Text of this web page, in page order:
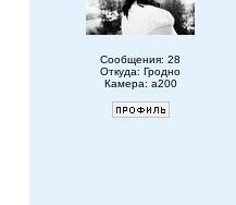
Сообщения: 28
Откуда: Гродно
Камера: а200